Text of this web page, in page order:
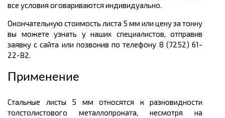
все условия оговариваются индивидуально.
Окончательную стоимость листа 5 мм или цену за тонну
вы можете узнать у наших специалистов, отправив
заявку с сайта или позвонив по телефону 8 (7252) 61-
22-82.
Применение
Стальные листы 5 мм относятся к разновидности
толстолистового металлопроката, несмотря на